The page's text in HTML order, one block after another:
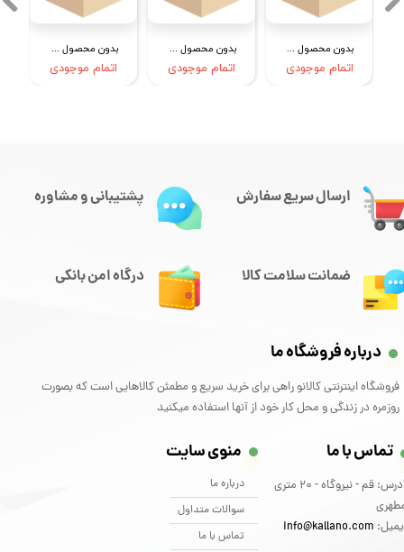
بدون محصول جهت نمایش
اتمام موجودی
بدون محصول جهت نمایش
اتمام موجودی
بدون محصول جهت نمایش
اتمام موجودی
ارسال سریع سفارش
درگاه امن بانکی
پشتیبانی و مشاوره
ضمانت سلامت کالا
درباره فروشگاه ما
فروشگاه اینترنتی کالانو راهی برای خرید سریع و مطمئن کالاهایی است که بصورت
روزمره در زندگی و محل کار خود از آنها استفاده میکنید
تماس با ما
آدرس: قم - نیروگاه - 20 متری
info@kallano.com​​​​​​​
منوی سایت
درباره ما
سوالات متداول
تماس با ما